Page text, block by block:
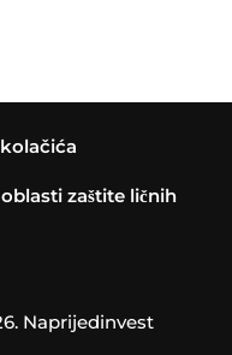
zaštite ličnih
Naprijedinvest